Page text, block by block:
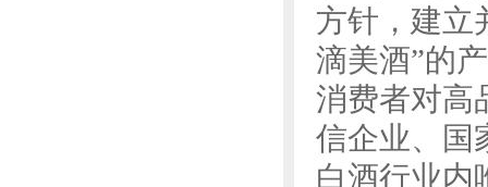
方针，建立
滴美酒”的
消费者对高
信企业、国
白酒行业内